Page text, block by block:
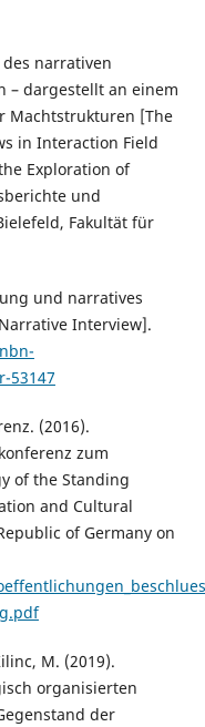
des narrativen
– dargestellt an einem
Machtstrukturen [The
in Interaction Field
Exploration of
und
Fakultät für
und narratives
Interview].
53147
(2016).
zum
of the Standing
and Cultural
of Germany on
M. (2019).
organisierten
der